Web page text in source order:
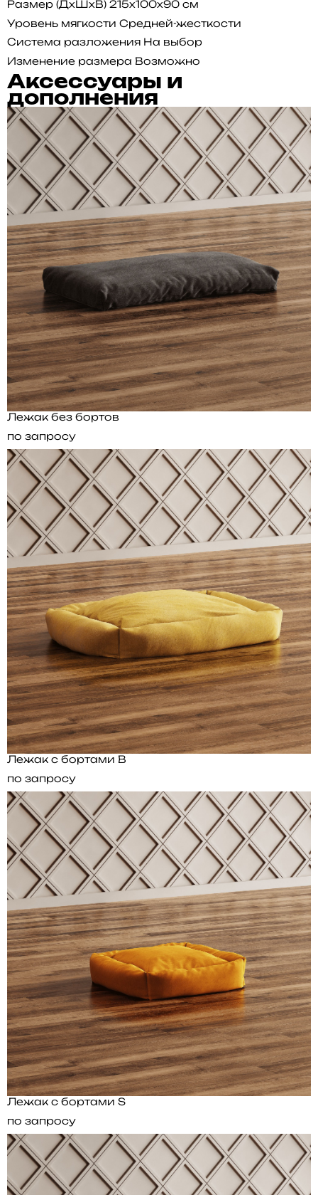
Размер (ДхШхВ) 215x100x90 см
Уровень мягкости Средней-жесткости
Система разложения На выбор
Изменение размера Возможно
Аксессуары и
дополнения
Лежак без бортов
по запросу
Лежак с бортами B
по запросу
Лежак с бортами S
по запросу